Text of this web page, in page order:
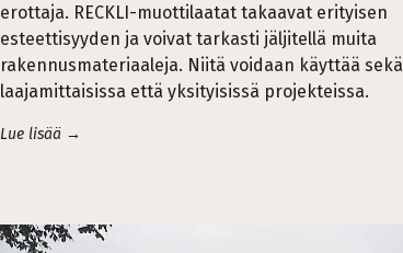
erottaja. RECKLI-muottilaatat takaavat erityisen
esteettisyyden ja voivat tarkasti jäljitellä muita
rakennusmateriaaleja. Niitä voidaan käyttää sekä
laajamittaisissa että yksityisissä projekteissa.
Lue lisää →